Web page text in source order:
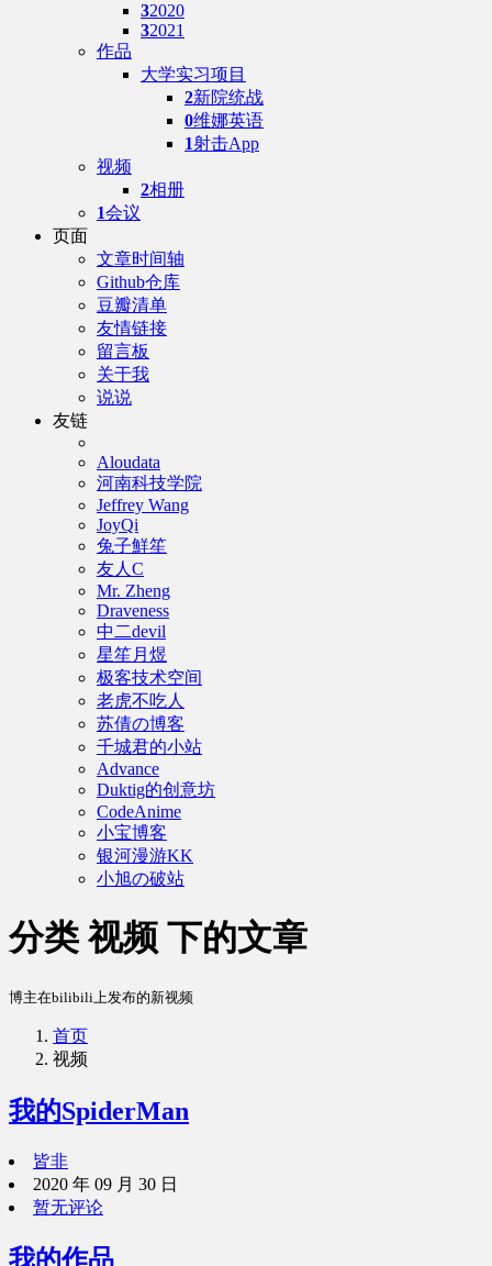
32020
32021
作品
大学实习项目
2新院统战
0维娜英语
1射击App
视频
2相册
1会议
页面
文章时间轴
Github仓库
豆瓣清单
友情链接
留言板
关于我
说说
友链
Aloudata
河南科技学院
Jeffrey Wang
JoyQi
兔子鮮笙
友人C
Mr. Zheng
Draveness
中二devil
星笙月煜
极客技术空间
老虎不吃人
苏倩の博客
千城君的小站
Advance
Duktig的创意坊
CodeAnime
小宝博客
银河漫游KK
小旭の破站
分类 视频 下的文章
博主在bilibili上发布的新视频
首页
视频
我的SpiderMan
皆非
2020 年 09 月 30 日
暂无评论
我的作品